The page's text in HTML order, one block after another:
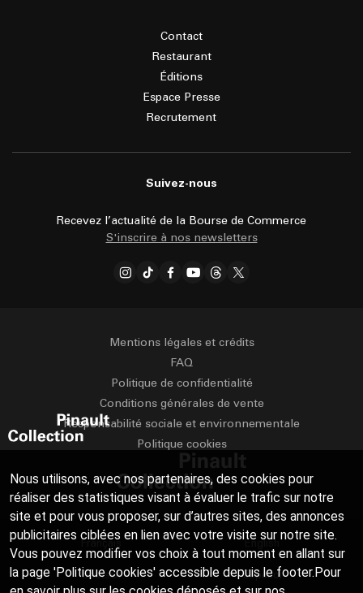
Contact
Restaurant
Éditions
Espace Presse
Recrutement
Suivez-nous
Recevez l’actualité de la Bourse de Commerce
S'inscrire à nos newsletters
Mentions légales et crédits
FAQ
Politique de confidentialité
Conditions générales de vente
Responsabilité sociale et environnementale
Politique cookies
Français English
Deutsch Español
Nous utilisons, avec nos partenaires, des cookies pour
réaliser des statistiques visant à évaluer le trafic sur notre
site et pour vous proposer, sur d’autres sites, des annonces
publicitaires ciblées en lien avec votre visite sur notre site.
Vous pouvez modifier vos choix à tout moment en allant sur
la page 'Politique cookies' accessible depuis le footer.Pour